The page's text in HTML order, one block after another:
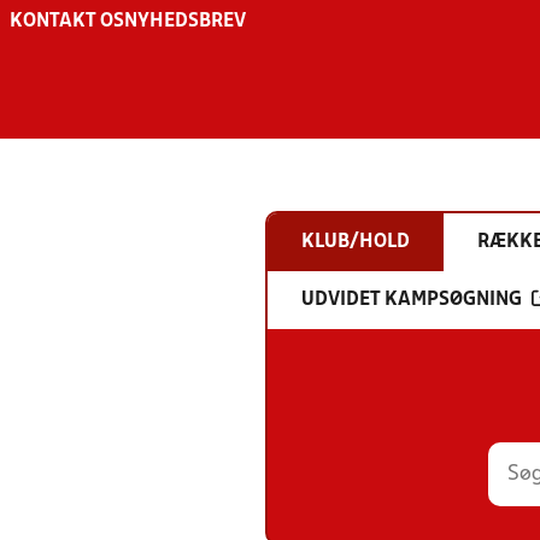
KONTAKT OS NYHEDSBREV
KLUB/HOLD
UDVIDET KAMPSØGNING